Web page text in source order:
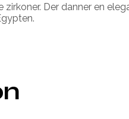
Der danner en